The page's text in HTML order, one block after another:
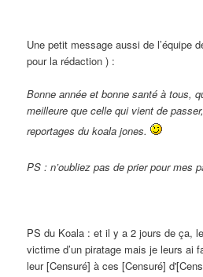
Une petit message aussi de l’équipe
pour la rédaction ) :
Bonne année et bonne santé à tous,
meilleure que celle qui vient de
reportages du koala jones.
PS : n’oubliez pas de prier pour mes
PS du Koala : et il y a 2 jours de ça,
victime d’un piratage mais je leurs ai
leur [Censuré] à ces [Censuré]